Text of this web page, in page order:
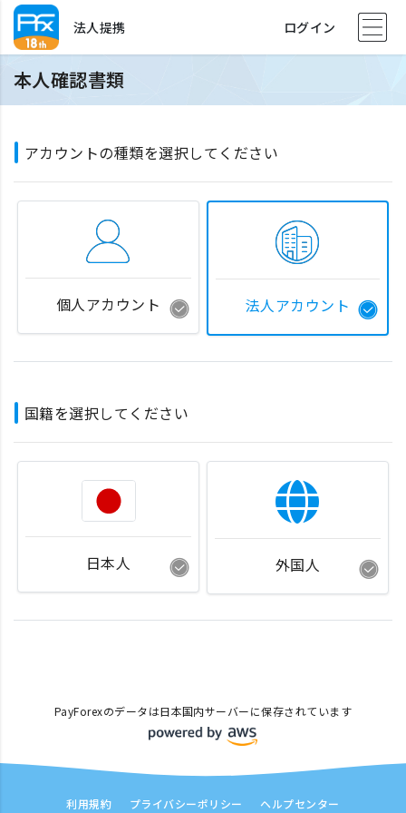
法人提携 ログイン
本人確認書類
アカウントの種類を選択してください
個人アカウント 法人アカウント
国籍を選択してください
日本人 外国人
PayForexのデータは日本国内サーバーに保存されています
利用規約 プライバシーポリシー ヘルプセンター